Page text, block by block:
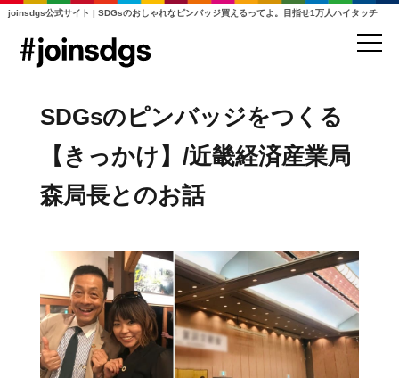
joinsdgs公式サイト | SDGsのおしゃれなピンバッジ買えるってよ。目指せ1万人ハイタッチ
SDGsのピンバッジをつくる
【きっかけ】/近畿経済産業局
森局長とのお話